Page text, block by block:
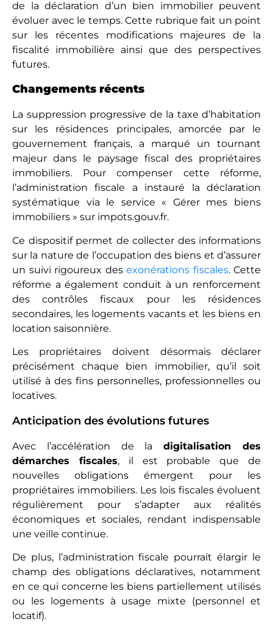
de la déclaration d’un bien immobilier peuvent
évoluer avec le temps. Cette rubrique fait un point
sur les récentes modifications majeures de la
fiscalité immobilière ainsi que des perspectives
futures.
Changements récents
La suppression progressive de la taxe d’habitation
sur les résidences principales, amorcée par le
gouvernement français, a marqué un tournant
majeur dans le paysage fiscal des propriétaires
immobiliers. Pour compenser cette réforme,
l’administration fiscale a instauré la déclaration
systématique via le service « Gérer mes biens
immobiliers » sur impots.gouv.fr.
Ce dispositif permet de collecter des informations
sur la nature de l’occupation des biens et d’assurer
un suivi rigoureux desexonérations fiscales. Cette
réforme a également conduit à un renforcement
des contrôles fiscaux pour les résidences
secondaires, les logements vacants et les biens en
location saisonnière.
Les propriétaires doivent désormais déclarer
précisément chaque bien immobilier, qu’il soit
utilisé à des fins personnelles, professionnelles ou
locatives.
Anticipation des évolutions futures
Avec l’accélération de ladigitalisation des
démarches fiscales, il est probable que de
nouvelles obligations émergent pour les
propriétaires immobiliers. Les lois fiscales évoluent
régulièrement pour s’adapter aux réalités
économiques et sociales, rendant indispensable
une veille continue.
De plus, l’administration fiscale pourrait élargir le
champ des obligations déclaratives, notamment
en ce qui concerne les biens partiellement utilisés
ou les logements à usage mixte (personnel et
locatif).